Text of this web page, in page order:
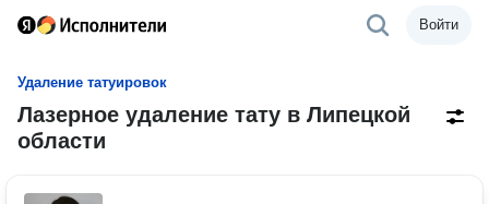
Войти
Удаление татуировок
Лазерное удаление тату в Липецкой
области